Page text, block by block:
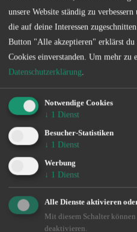
unsere Website ständig zu
die auf deine Interessen
Button "Alle akzeptieren" erklärst
Cookies einverstanden. Um mehr zu
Datenschutzerklärung.
Notwendige Cookies
↓ 1 Dienst
Besucher-Statistiken
↓ 1 Dienst
Werbung
↓ 1 Dienst
Alle Dienste aktivieren
Mit diesem Schalter
deaktivieren.